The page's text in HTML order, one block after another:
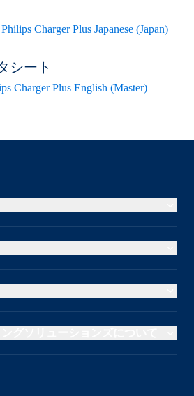
Charger Plus Japanese (Japan)
シート
Charger Plus English (Master)